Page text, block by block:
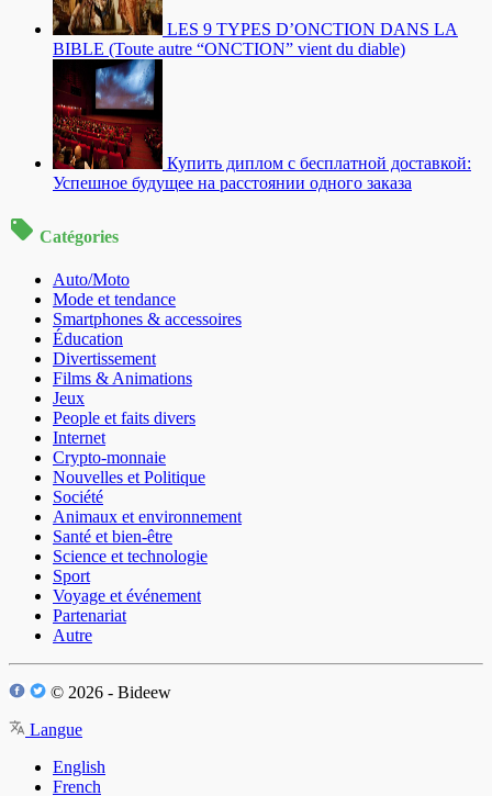
LES 9 TYPES D’ONCTION DANS LA
BIBLE (Toute autre “ONCTION” vient du diable)
Купить диплом с бесплатной доставкой:
Успешное будущее на расстоянии одного заказа
Catégories
Auto/Moto
Mode et tendance
Smartphones & accessoires
Éducation
Divertissement
Films & Animations
Jeux
People et faits divers
Internet
Crypto-monnaie
Nouvelles et Politique
Société
Animaux et environnement
Santé et bien-être
Science et technologie
Sport
Voyage et événement
Partenariat
Autre
© 2026 - Bideew
Langue
English
French